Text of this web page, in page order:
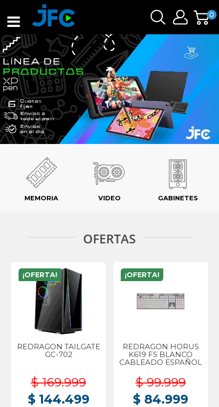
0
MEMORIA VIDEO GABINETES
OFERTAS
¡OFERTA!
REDRAGON TAILGATE
GC-702
$ 169.999
$ 144.499
¡OFERTA!
REDRAGON HORUS
K619 FS BLANCO
CABLEADO ESPAÑOL
$ 99.999
$ 84.999